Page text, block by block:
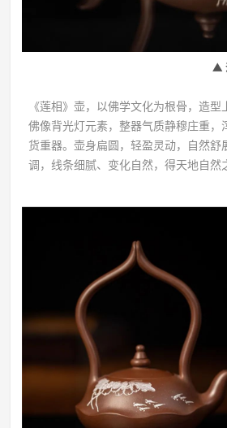
▲
《莲相》壶，以佛学文化为根骨，造型
佛像背光灯元素，整器气质静穆庄重，
货重器。壶身扁圆，轻盈灵动，自然舒
调，线条细腻、变化自然，得天地自然